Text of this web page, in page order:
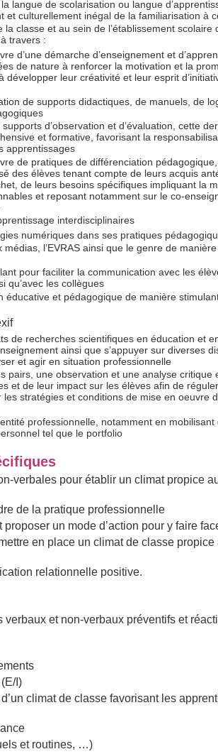
langue de scolarisation ou langue
et culturellement inégal de la familiarisation à
classe et au sein de l’établissement scolaire
travers :
d’une démarche d’enseignement et
de nature à renforcer la motivation et la
développer leur créativité et leur esprit
de supports didactiques, de manuels, de
d’observation et d’évaluation, cette
et formative, favorisant la
apprentissages
de pratiques de différenciation pédagogique,
des élèves tenant compte de leurs acquis
de leurs besoins spécifiques impliquant la
et reposant notamment sur le co-
interdisciplinaires
numériques dans ses pratiques
l’EVRAS ainsi que le genre de manière
pour faciliter la communication avec les
qu’avec les collègues
et pédagogique de manière
de recherches scientifiques en éducation et
ainsi que s’appuyer sur diverses
et agir en situation professionnelle
pairs, une observation et une analyse critique
et de leur impact sur les élèves afin de
les stratégies et conditions de mise en oeuvre
professionnelle, notamment en mobilisant
tel que le portfolio
verbales pour établir un climat propice
de la pratique professionnelle
un mode d’action pour y faire
en place un climat de classe propice
relationnelle positive.
verbaux et non-verbaux préventifs et
I)
climat de classe favorisant les
et routines, …)